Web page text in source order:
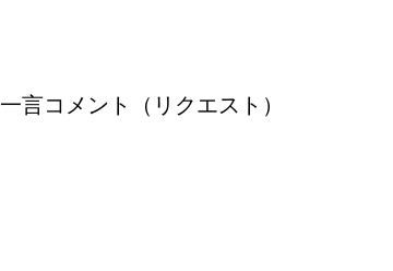
一言コメント（リクエスト）